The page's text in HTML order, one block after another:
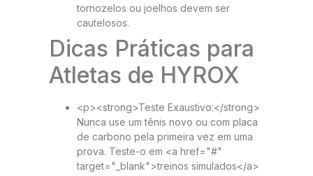
tornozelos ou joelhos devem ser
cautelosos.
Dicas Práticas para
Atletas de HYROX
<p><strong>Teste Exaustivo:</strong>
Nunca use um tênis novo ou com placa
de carbono pela primeira vez em uma
prova. Teste-o em <a href="#"
target="_blank">treinos simulados</a>